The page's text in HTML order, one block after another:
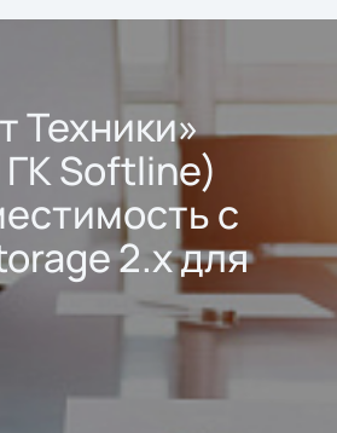
Техники»
Softline)
с
2.x для